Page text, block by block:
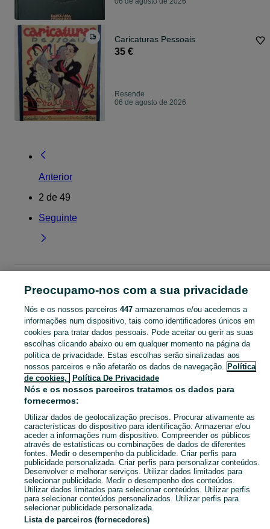
Caricaturas Pessoais
35 €
Resende
06 de agosto de 2026
Anterior
2 de 49
Seguinte
CATEGORIA
Descubra os anúncios classificados gratuitos em Resende no OLX Portugal. Desde empregos a serviços e produtos, encontre tudo o que precisa localmente. Mostrar
Mapa do site
Mapa das freguesias
Mapa de mini-sites
Pesquisas populares
Preocupamo-nos com a sua privacidade
Nós e os nossos parceiros 447armazenamos e/ou acedemos a
informações num dispositivo, tais como identificadores únicos em
cookies para tratar dados pessoais. Pode aceitar ou gerir as suas
escolhas clicando abaixo ou em qualquer momento na página da
política de privacidade. Estas escolhas serão sinalizadas aos
nossos parceiros e não afetarão os dados de navegação. Política
de cookies,
Política De Privacidade
Nós e os nossos parceiros tratamos os dados para
fornecermos:
Utilizar dados de geolocalização precisos. Procurar ativamente as
características do dispositivo para identificação. Armazenar e/ou
aceder a informações num dispositivo. Compreender os públicos
através de estatísticas ou combinações de dados de diferentes
fontes. Medir o desempenho da publicidade. Criar perfis para
publicidade personalizada. Criar perfis para personalizar conteúdos.
Desenvolver e melhorar serviços. Utilizar dados limitados para
selecionar publicidade. Medir o desempenho dos conteúdos.
Utilizar dados limitados para selecionar conteúdos. Utilizar perfis
para selecionar conteúdos personalizados. Utilizar perfis para
selecionar publicidade personalizada.
Lista de parceiros (fornecedores)